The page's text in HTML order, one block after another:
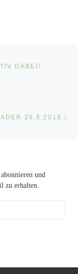
DABEI!
29.9.2018
und
zu erhalten.